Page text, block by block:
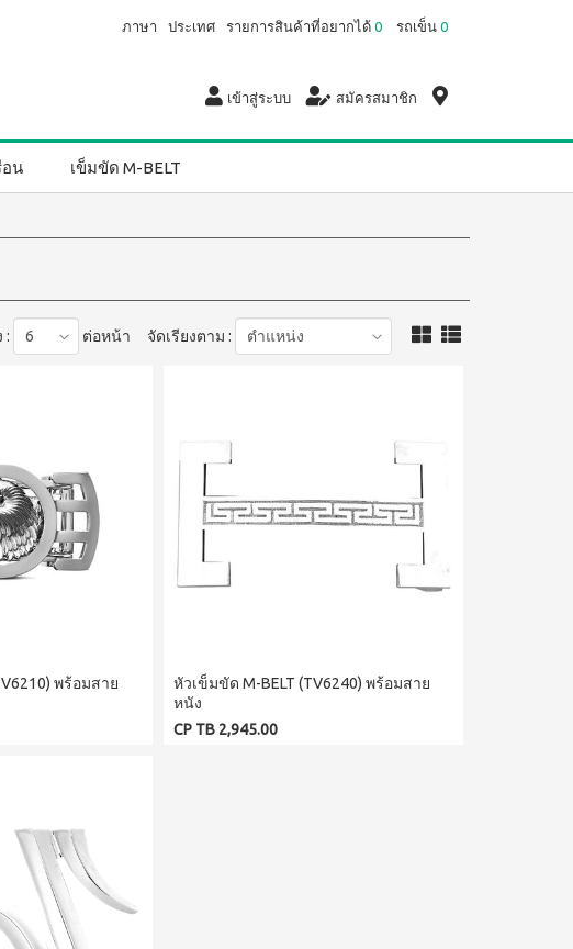
ภาษา ประเทศ รายการสินค้าที่อยากได้ 0 รถเข็น 0
เข้าสู่ระบบ สมัครสมาชิก
น เข็มขัด M-BELT
: ต่อหน้า จัดเรียงตาม :
พร้อมสาย
หัวเข็มขัด M-BELT (TV6240) พร้อมสาย
หนัง
CP TB 2,945.00